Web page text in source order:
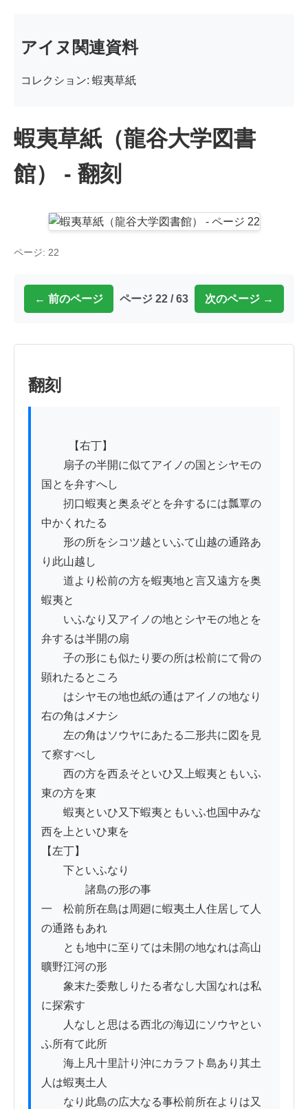
アイヌ関連資料
コレクション: 蝦夷草紙
蝦夷草紙（龍谷大学図書
館） - 翻刻
ページ: 22
← 前のページ ページ 22 / 63 次のページ →
翻刻
扇子の半開に似てアイノの国とシヤモの
国とを弁すへし
扨口蝦夷と奥ゑぞとを弁するには瓢覃の
中かくれたる
形の所をシコツ越といふて山越の通路あ
り此山越し
道より松前の方を蝦夷地と言又遠方を奥
蝦夷と
いふなり又アイノの地とシヤモの地とを
弁するは半開の扇
子の形にも似たり要の所は松前にて骨の
顕れたるところ
はシヤモの地也紙の通はアイノの地なり
右の角はメナシ
左の角はソウヤにあたる二形共に図を見
て察すべし
西の方を西ゑそといひ又上蝦夷ともいふ
東の方を東
蝦夷といひ又下蝦夷ともいふ也国中みな
西を上といひ東を
【左丁】
下といふなり
諸島の形の事
一　松前所在島は周廻に蝦夷土人住居して人
の通路もあれ
とも地中に至りては未開の地なれは高山
曠野江河の形
象末た委敷しりたる者なし大国なれは私
に探索す
人なしと思はる西北の海辺にソウヤとい
ふ所有て此所ゟ
海上凡十里計り沖にカラフト島あり其土
人は蝦夷土人
なり此島の広大なる事松前所在よりは又